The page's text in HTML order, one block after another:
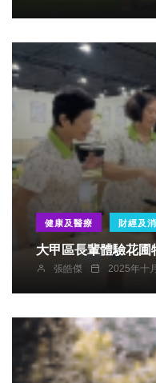
健康及醫療 財經及
大甲區長輩體驗花
張皓傑 2025年十